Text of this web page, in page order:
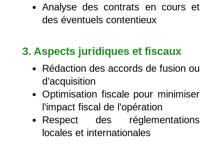
Analyse des contrats en cours et
des éventuels contentieux
3. Aspects juridiques et fiscaux
Rédaction des accords de fusion ou
d’acquisition
Optimisation fiscale pour minimiser
l’impact fiscal de l’opération
Respect des réglementations
locales et internationales